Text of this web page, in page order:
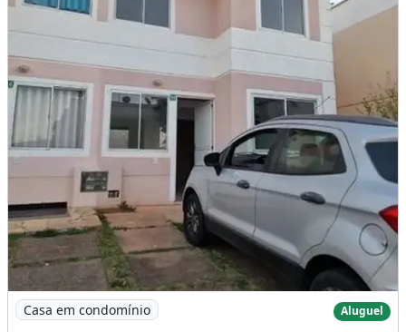
Imagem: Oportunidadee! Excelente Casa 3 Quartos
Casa em condomínio Aluguel